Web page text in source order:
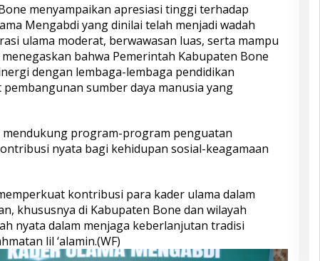
menyampaikan apresiasi tinggi terhadap
Mengabdi yang dinilai telah menjadi wadah
ulama moderat, berwawasan luas, serta mampu
bahwa Pemerintah Kabupaten Bone
dengan lembaga-lembaga pendidikan
sumber daya manusia yang
mendukung program-program penguatan
nyata bagi kehidupan sosial-keagamaan
kontribusi para kader ulama dalam
khususnya di Kabupaten Bone dan wilayah
nyata dalam menjaga keberlanjutan tradisi
lil ‘alamin.(WF)